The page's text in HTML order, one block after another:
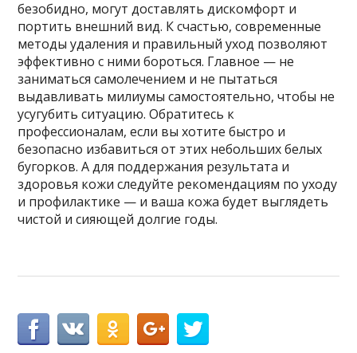
безобидно, могут доставлять дискомфорт и
портить внешний вид. К счастью, современные
методы удаления и правильный уход позволяют
эффективно с ними бороться. Главное — не
заниматься самолечением и не пытаться
выдавливать милиумы самостоятельно, чтобы не
усугубить ситуацию. Обратитесь к
профессионалам, если вы хотите быстро и
безопасно избавиться от этих небольших белых
бугорков. А для поддержания результата и
здоровья кожи следуйте рекомендациям по уходу
и профилактике — и ваша кожа будет выглядеть
чистой и сияющей долгие годы.